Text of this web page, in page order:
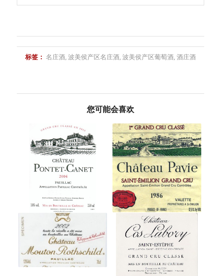
标签： 名庄酒,波美侯产区名庄酒,波美侯产区葡萄酒,酒庄酒
您可能会喜欢